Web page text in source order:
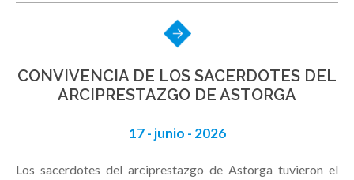
CONVIVENCIA DE LOS SACERDOTES DEL
ARCIPRESTAZGO DE ASTORGA
17 - junio - 2026
Los sacerdotes del arciprestazgo de Astorga tuvieron el